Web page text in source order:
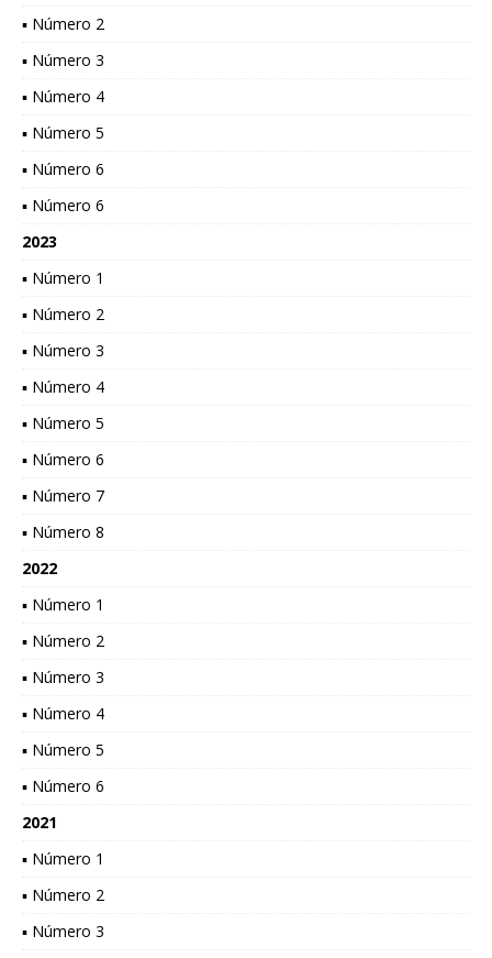
▪ Número 2
▪ Número 3
▪ Número 4
▪ Número 5
▪ Número 6
▪ Número 6
2023
▪ Número 1
▪ Número 2
▪ Número 3
▪ Número 4
▪ Número 5
▪ Número 6
▪ Número 7
▪ Número 8
2022
▪ Número 1
▪ Número 2
▪ Número 3
▪ Número 4
▪ Número 5
▪ Número 6
2021
▪ Número 1
▪ Número 2
▪ Número 3